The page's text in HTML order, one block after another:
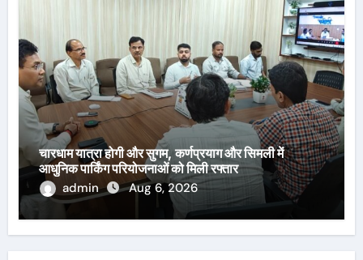
चारधाम यात्रा होगी और सुगम, कर्णप्रयाग और सिमली में
आधुनिक पार्किंग परियोजनाओं को मिली रफ्तार
admin
Aug 6, 2026